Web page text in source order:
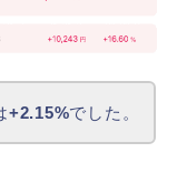
+2.15%でした。